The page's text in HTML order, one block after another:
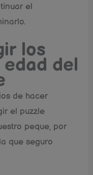
el
los
edad del
de hacer
el puzzle
peque, por
que seguro